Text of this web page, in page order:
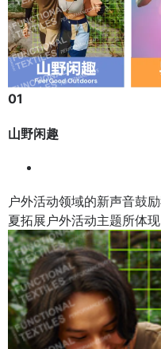
01
山野闲趣
户外活动领域的新声音鼓
夏拓展户外活动主题所体